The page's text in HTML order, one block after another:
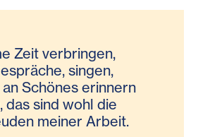
Zeit verbringen,
singen,
Schönes erinnern
das sind wohl die
meiner Arbeit.